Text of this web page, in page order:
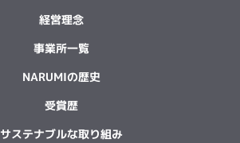
経営理念
事業所一覧
NARUMIの歴史
受賞歴
サステナブルな取り組み